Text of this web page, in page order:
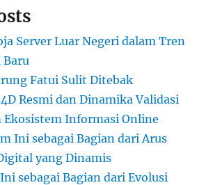
Server Luar Negeri dalam Tren
Fatui Sulit Ditebak
Resmi dan Dinamika Validasi
Ekosistem Informasi Online
Ini sebagai Bagian dari Arus
yang Dinamis
sebagai Bagian dari Evolusi